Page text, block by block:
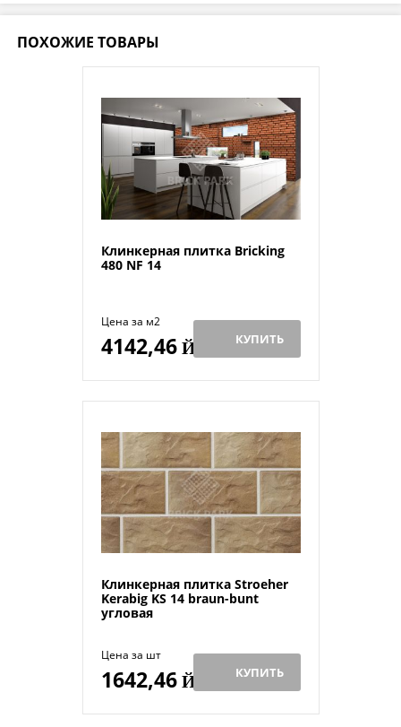
ПОХОЖИЕ ТОВАРЫ
Клинкерная плитка Bricking
480 NF 14
Цена за м2
4142,46Й КУПИТЬ
Клинкерная плитка Stroeher
Kerabig KS 14 braun-bunt
угловая
Цена за шт
1642,46Й КУПИТЬ